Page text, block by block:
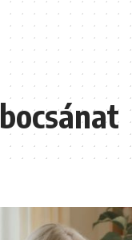
bocsánat